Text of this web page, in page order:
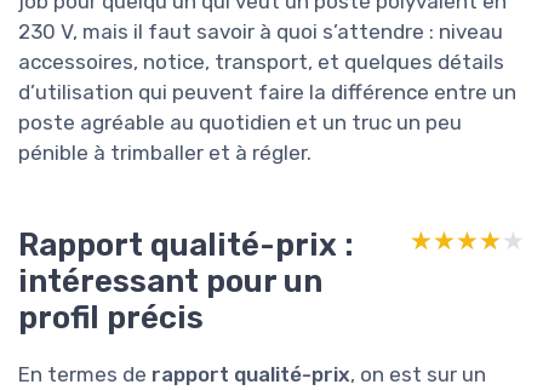
230 V, mais il faut savoir à quoi s’attendre : niveau
accessoires, notice, transport, et quelques détails
d’utilisation qui peuvent faire la différence entre un
poste agréable au quotidien et un truc un peu
pénible à trimballer et à régler.
Rapport qualité-prix :
intéressant pour un
profil précis
★★★★★
★★★★★
En termes de rapport qualité-prix, on est sur un